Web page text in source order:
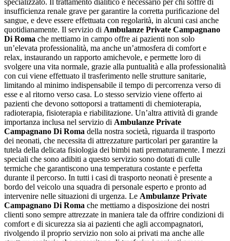
specializzato. Il trattamento dialitico è necessario per chi soffre di
insufficienza renale grave per garantire la corretta purificazione del
sangue, e deve essere effettuata con regolarità, in alcuni casi anche
quotidianamente. Il servizio di Ambulanze Private Campagnano
Di Roma che mettiamo in campo offre ai pazienti non solo
un’elevata professionalità, ma anche un’atmosfera di comfort e
relax, instaurando un rapporto amichevole, e permette loro di
svolgere una vita normale, grazie alla puntualità e alla professionalità
con cui viene effettuato il trasferimento nelle strutture sanitarie,
limitando al minimo indispensabile il tempo di percorrenza verso di
esse e al ritorno verso casa. Lo stesso servizio viene offerto ai
pazienti che devono sottoporsi a trattamenti di chemioterapia,
radioterapia, fisioterapia e riabilitazione. Un’altra attività di grande
importanza inclusa nel servizio di Ambulanze Private
Campagnano Di Roma della nostra società, riguarda il trasporto
dei neonati, che necessita di attrezzature particolari per garantire la
tutela della delicata fisiologia dei bimbi nati prematuramente. I mezzi
speciali che sono adibiti a questo servizio sono dotati di culle
termiche che garantiscono una temperatura costante e perfetta
durante il percorso. In tutti i casi di trasporto neonati è presente a
bordo del veicolo una squadra di personale esperto e pronto ad
intervenire nelle situazioni di urgenza. Le Ambulanze Private
Campagnano Di Roma che mettiamo a disposizione dei nostri
clienti sono sempre attrezzate in maniera tale da offrire condizioni di
comfort e di sicurezza sia ai pazienti che agli accompagnatori,
rivolgendo il proprio servizio non solo ai privati ma anche alle